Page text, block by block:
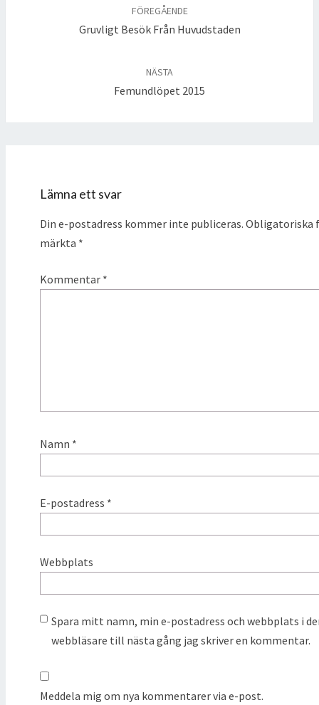
FÖREGÅENDE
Gruvligt Besök Från Huvudstaden
NÄSTA
Femundlöpet 2015
Lämna ett svar
Din e-postadress kommer inte publiceras. Obligatoriska
märkta *
Kommentar *
Namn *
E-postadress *
Webbplats
Spara mitt namn, min e-postadress och webbplats i
webbläsare till nästa gång jag skriver en kommentar.
Meddela mig om nya kommentarer via e-post.